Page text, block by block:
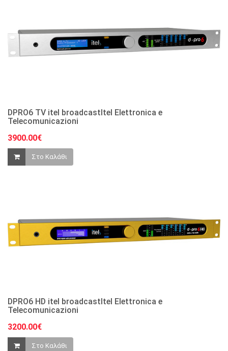
DPRO6 TV itel broadcastItel Elettronica e
Telecomunicazioni
3900.00€
Στο Καλάθι
DPRO6 HD itel broadcastItel Elettronica e
Telecomunicazioni
3200.00€
Στο Καλάθι